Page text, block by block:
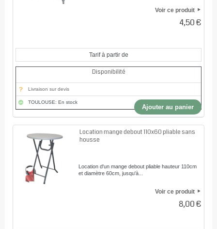
Voir ce produit
4,50 €
Tarif à partir de
Disponibilité
Livraison sur devis
TOULOUSE: En stock
Ajouter au panier
Location mange debout 110x60 pliable sans
housse
Location d'un mange debout pliable hauteur 110cm
et diamètre 60cm, jusqu'à...
Voir ce produit
8,00 €